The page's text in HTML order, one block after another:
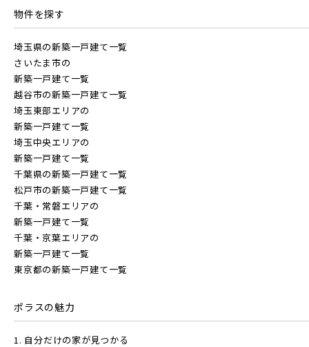
千葉・常磐エリア(14)
守谷市(0) 松戸市(4)
柏市(2)
東京都(7)
練馬区(2)
江戸川区(1)
東久留米市(2)
駅から探す
物件を探す
埼玉県の新築一戸建て一覧
さいたま市の
新築一戸建て一覧
越谷市の新築一戸建て一覧
埼玉東部エリアの
新築一戸建て一覧
埼玉中央エリアの
新築一戸建て一覧
千葉県の新築一戸建て一覧
松戸市の新築一戸建て一覧
千葉・常磐エリアの
新築一戸建て一覧
千葉・京葉エリアの
新築一戸建て一覧
東京都の新築一戸建て一覧
ポラスの魅力
1. 自分だけの家が見つかる